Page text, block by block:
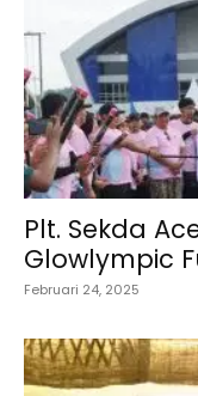
Plt. Sekda
Glowlympic
Februari 24, 2025